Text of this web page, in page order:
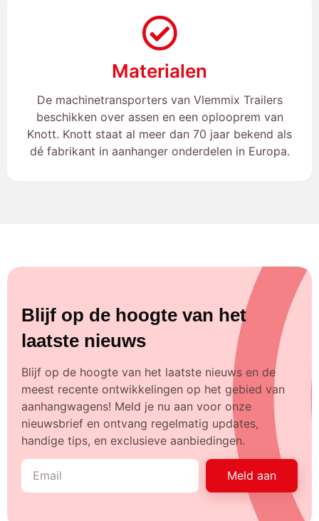
Materialen
De machinetransporters van Vlemmix Trailers
beschikken over assen en een oplooprem van
Knott. Knott staat al meer dan 70 jaar bekend als
dé fabrikant in aanhanger onderdelen in Europa.
Blijf op de hoogte van het
laatste nieuws
Blijf op de hoogte van het laatste nieuws en de
meest recente ontwikkelingen op het gebied van
aanhangwagens! Meld je nu aan voor onze
nieuwsbrief en ontvang regelmatig updates,
handige tips, en exclusieve aanbiedingen.
Meld aan